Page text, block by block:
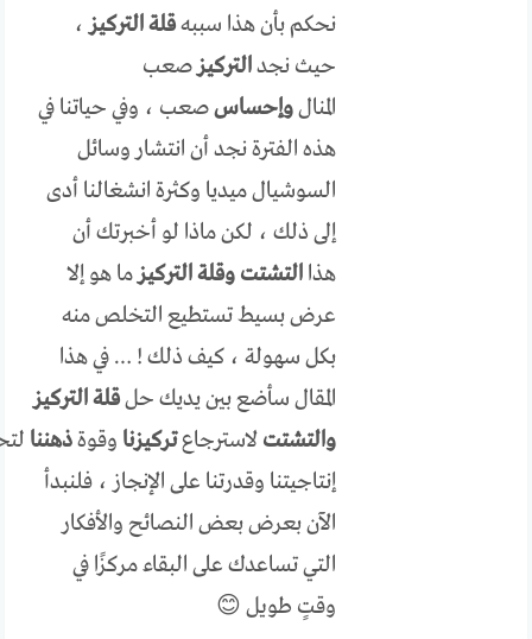
نحكم بأن هذا سببهقلة التركيز،
حيث نجدالتركيزصعب
المنالوإحساسصعب ، وفي حياتنا في
هذه الفترة نجد أن انتشار وسائل
السوشيال ميديا وكثرة انشغالنا أدى
إلى ذلك ، لكن ماذا لو أخبرتك أن
هذا التشتت وقلة التركيزما هو إلا
عرض بسيط تستطيع التخلص منه
بكل سهولة ، كيف ذلك ! … في هذا
المقال سأضع بين يديك حلقلة التركيز
والتشتت لاسترجاعتركيزنا وقوةذهننا
إنتاجيتنا وقدرتنا على الإنجاز ، فلنبدأ
الآن بعرض بعض النصائح والأفكار
التي تساعدك على البقاء مركزًا في
وقتٍ طويل 😊